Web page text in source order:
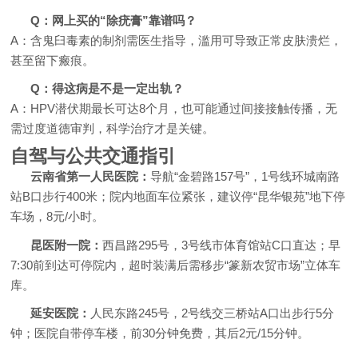
Q：网上买的“除疣膏”靠谱吗？
A：含鬼臼毒素的制剂需医生指导，滥用可导致正常皮肤溃烂，
甚至留下瘢痕。
Q：得这病是不是一定出轨？
A：HPV潜伏期最长可达8个月，也可能通过间接接触传播，无
需过度道德审判，科学治疗才是关键。
自驾与公共交通指引
云南省第一人民医院：导航“金碧路157号”，1号线环城南路
站B口步行400米；院内地面车位紧张，建议停“昆华银苑”地下停
车场，8元/小时。
昆医附一院：西昌路295号，3号线市体育馆站C口直达；早
7:30前到达可停院内，超时装满后需移步“篆新农贸市场”立体车
库。
延安医院： 人民东路245号，2号线交三桥站A口出步行5分
钟；医院自带停车楼，前30分钟免费，其后2元/15分钟。